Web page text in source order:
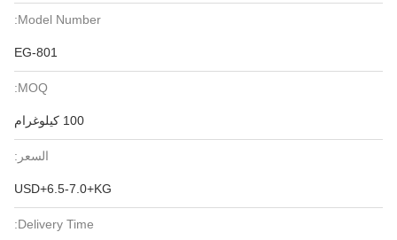
Model Number:
EG-801
MOQ:
100 كيلوغرام
السعر:
USD+6.5-7.0+KG
Delivery Time: